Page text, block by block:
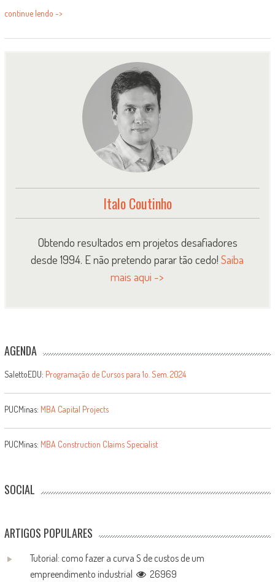
continue lendo ->
Italo Coutinho
Obtendo resultados em projetos desafiadores
desde 1994. E não pretendo parar tão cedo!Saiba
mais aqui ->
AGENDA
SalettoEDU: Programação de Cursos para 1o. Sem. 2024
PUCMinas: MBA Capital Projects
PUCMinas: MBA Construction Claims Specialist
SOCIAL
ARTIGOS POPULARES
Tutorial: como fazer a curva S de custos de um
empreendimento industrial
26969